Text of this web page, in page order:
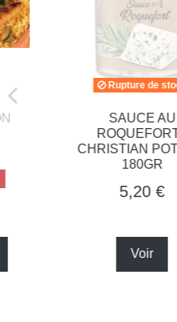
Rupture de stock
SAUCE AU
ROQUEFORT -
CHRISTIAN POTIER -
180GR
5,20 €